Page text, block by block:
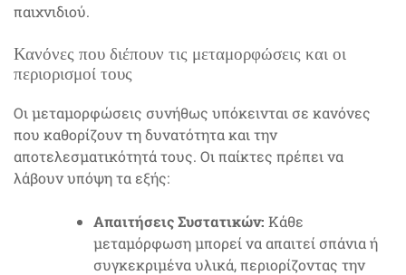
παιχνιδιού.
Κανόνες που διέπουν τις μεταμορφώσεις και οι
περιορισμοί τους
Οι μεταμορφώσεις συνήθως υπόκεινται σε κανόνες
που καθορίζουν τη δυνατότητα και την
αποτελεσματικότητά τους. Οι παίκτες πρέπει να
λάβουν υπόψη τα εξής:
Απαιτήσεις Συστατικών: Κάθε
μεταμόρφωση μπορεί να απαιτεί σπάνια ή
συγκεκριμένα υλικά, περιορίζοντας την